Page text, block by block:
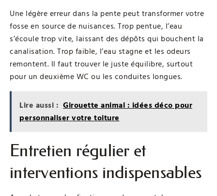
Une légère erreur dans la pente peut transformer votre
fosse en source de nuisances. Trop pentue, l’eau
s’écoule trop vite, laissant des dépôts qui bouchent la
canalisation. Trop faible, l’eau stagne et les odeurs
remontent. Il faut trouver le juste équilibre, surtout
pour un deuxième WC ou les conduites longues.
Lire aussi : Girouette animal : idées déco pour
personnaliser votre toiture
Entretien régulier et
interventions indispensables